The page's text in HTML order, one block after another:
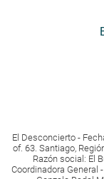
El Desconcierto -
of. 63. Santiago,
Razón social: El
Coordinadora General